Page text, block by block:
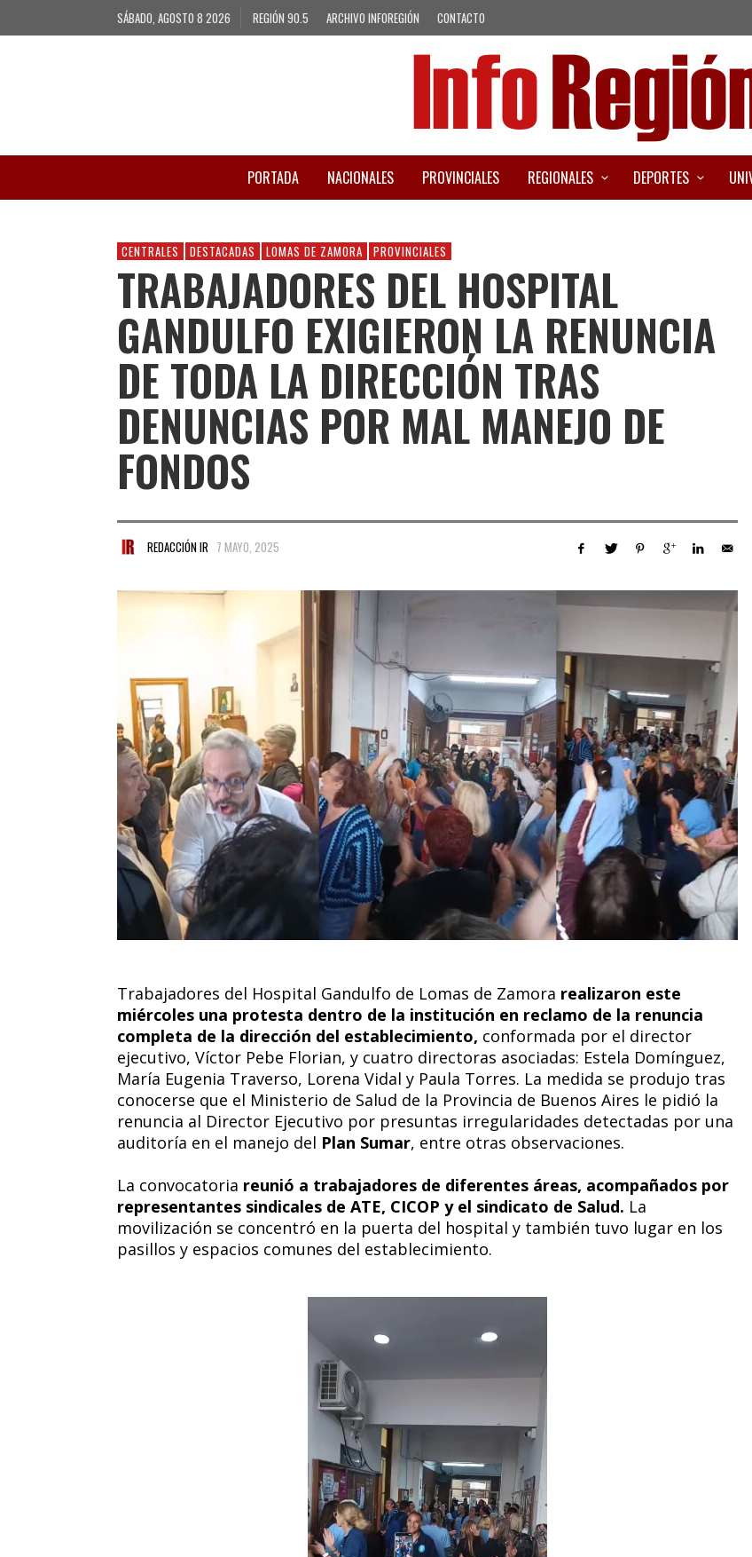
SÁBADO, AGOSTO 8 2026 REGIÓN 90.5 ARCHIVO INFOREGIÓN CONTACTO
PORTADA NACIONALES PROVINCIALES REGIONALES DEPORTES
CENTRALES DESTACADAS LOMAS DE ZAMORA PROVINCIALES
TRABAJADORES DEL HOSPITAL
GANDULFO EXIGIERON LA RENUNCIA
DE TODA LA DIRECCIÓN TRAS
DENUNCIAS POR MAL MANEJO DE
FONDOS
REDACCIÓN IR 7 MAYO, 2025
Trabajadores del Hospital Gandulfo de Lomas de Zamora realizaron este
miércoles una protesta dentro de la institución en reclamo de la renuncia
completa de la dirección del establecimiento, conformada por el director
ejecutivo, Víctor Pebe Florian, y cuatro directoras asociadas: Estela Domínguez,
María Eugenia Traverso, Lorena Vidal y Paula Torres. La medida se produjo tras
conocerse que el Ministerio de Salud de la Provincia de Buenos Aires le pidió la
renuncia al Director Ejecutivo por presuntas irregularidades detectadas por una
auditoría en el manejo del Plan Sumar, entre otras observaciones.
La convocatoria reunió a trabajadores de diferentes áreas, acompañados por
representantes sindicales de ATE, CICOP y el sindicato de Salud. La
movilización se concentró en la puerta del hospital y también tuvo lugar en los
pasillos y espacios comunes del establecimiento.